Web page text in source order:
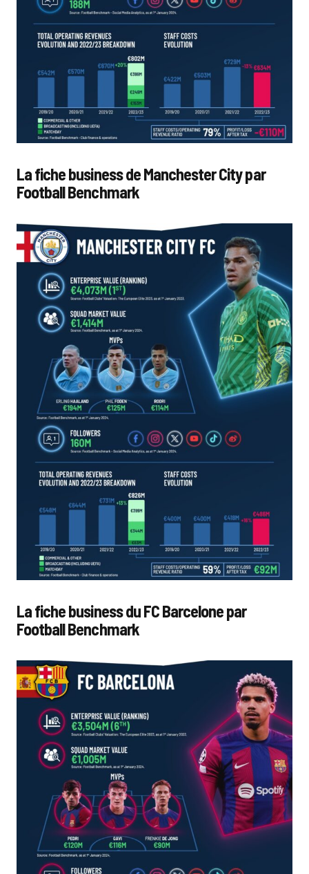
La fiche business de Manchester City par
Football Benchmark
La fiche business du FC Barcelone par
Football Benchmark